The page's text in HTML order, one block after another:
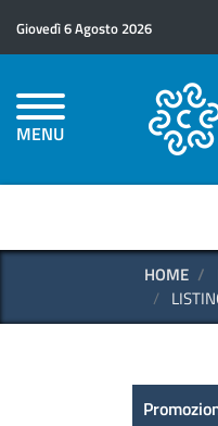
Giovedì 6 Agosto 2026
MENU
HOME